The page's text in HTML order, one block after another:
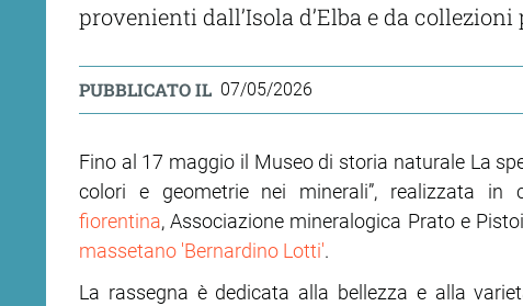
provenienti dall’Isola d’Elba e da
PUBBLICATO IL 07/05/2026
Fino al 17 maggio il Museo di storia naturale La
colori e geometrie nei minerali”, realizzata in
fiorentina, Associazione mineralogica Prato e
massetano 'Bernardino Lotti'.
La rassegna è dedicata alla bellezza e alla